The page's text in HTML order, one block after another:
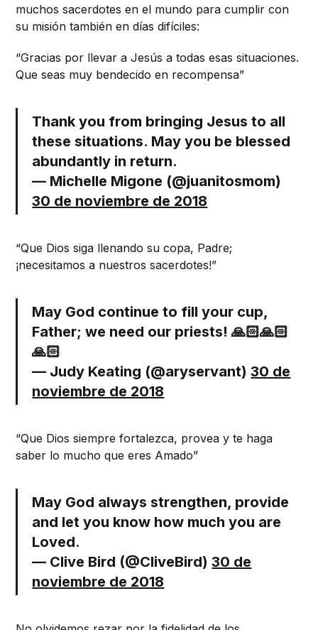
muchos sacerdotes en el mundo para cumplir con
su misión también en días difíciles:
“Gracias por llevar a Jesús a todas esas situaciones.
Que seas muy bendecido en recompensa”
Thank you from bringing Jesus to all
these situations. May you be blessed
abundantly in return.
— Michelle Migone (@juanitosmom)
30 de noviembre de 2018
“Que Dios siga llenando su copa, Padre;
¡necesitamos a nuestros sacerdotes!”
May God continue to fill your cup,
Father; we need our priests! 🙏🏻🙏🏻
🙏🏻
— Judy Keating (@aryservant)30 de
noviembre de 2018
“Que Dios siempre fortalezca, provea y te haga
saber lo mucho que eres Amado”
May God always strengthen, provide
and let you know how much you are
Loved.
— Clive Bird (@CliveBird)30 de
noviembre de 2018